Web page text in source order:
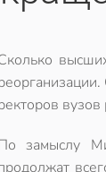
замыслу